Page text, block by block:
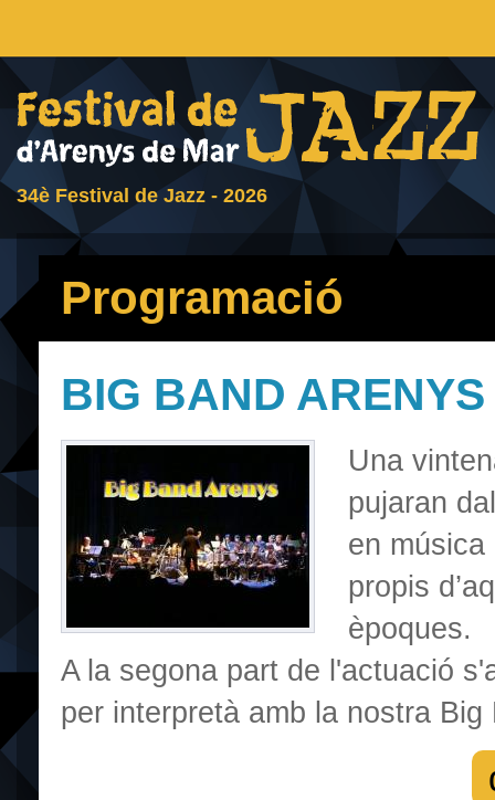
34è Festival de Jazz - 2026
Programació
BIG BAND
Una
pujaran
en
propis
èpoques.
A la segona part de l'actuació
per interpretà amb la nostra